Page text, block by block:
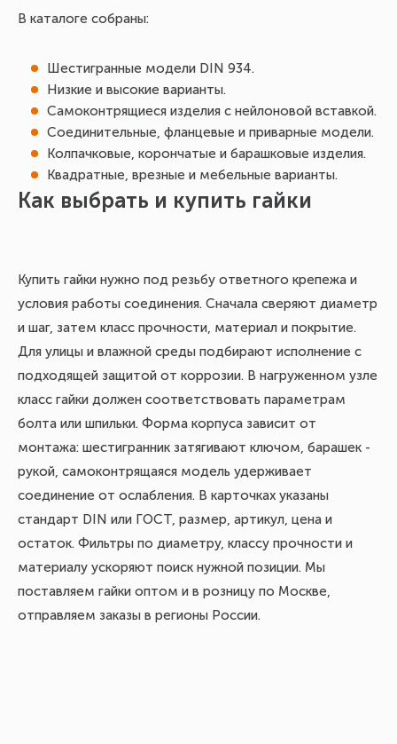
В каталоге собраны:
Шестигранные модели DIN 934.
Низкие и высокие варианты.
Самоконтрящиеся изделия с нейлоновой вставкой.
Соединительные, фланцевые и приварные модели.
Колпачковые, корончатые и барашковые изделия.
Квадратные, врезные и мебельные варианты.
Как выбрать и купить гайки
Купить гайки нужно под резьбу ответного крепежа и
условия работы соединения. Сначала сверяют диаметр
и шаг, затем класс прочности, материал и покрытие.
Для улицы и влажной среды подбирают исполнение с
подходящей защитой от коррозии. В нагруженном узле
класс гайки должен соответствовать параметрам
болта или шпильки. Форма корпуса зависит от
монтажа: шестигранник затягивают ключом, барашек -
рукой, самоконтрящаяся модель удерживает
соединение от ослабления. В карточках указаны
стандарт DIN или ГОСТ, размер, артикул, цена и
остаток. Фильтры по диаметру, классу прочности и
материалу ускоряют поиск нужной позиции. Мы
поставляем гайки оптом и в розницу по Москве,
отправляем заказы в регионы России.